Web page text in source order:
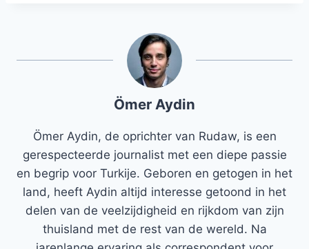
Ömer Aydin
Ömer Aydin, de oprichter van Rudaw, is een
gerespecteerde journalist met een diepe passie
en begrip voor Turkije. Geboren en getogen in het
land, heeft Aydin altijd interesse getoond in het
delen van de veelzijdigheid en rijkdom van zijn
thuisland met de rest van de wereld. Na